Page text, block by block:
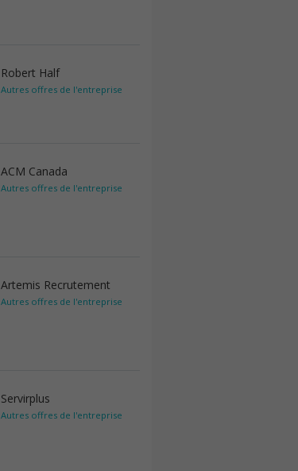
Robert Half
Autres offres de l'entreprise
ACM Canada
Autres offres de l'entreprise
Artemis Recrutement
Autres offres de l'entreprise
Servirplus
Autres offres de l'entreprise